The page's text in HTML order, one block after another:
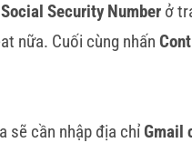
Social Security Number ở
nữa. Cuối cùng nhấn
sẽ cần nhập địa chỉ Gmail